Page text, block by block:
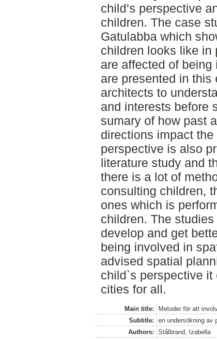
child’s perspective
children. The case
Gatulabba which
children looks like in
are affected of
are presented in
architects to
and interests before
sumary of how past
directions impact
perspective is also
literature study and
there is a lot of
consulting children,
ones which is
children. The
develop and get
being involved in
advised spatial
child`s perspective
cities for all.
Main title:
Metoder för att
Subtitle:
en undersökning av
Authors:
Stålbrand, Izabella